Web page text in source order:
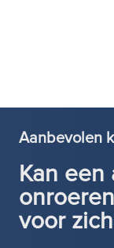
Aanbevolen
Kan
voor